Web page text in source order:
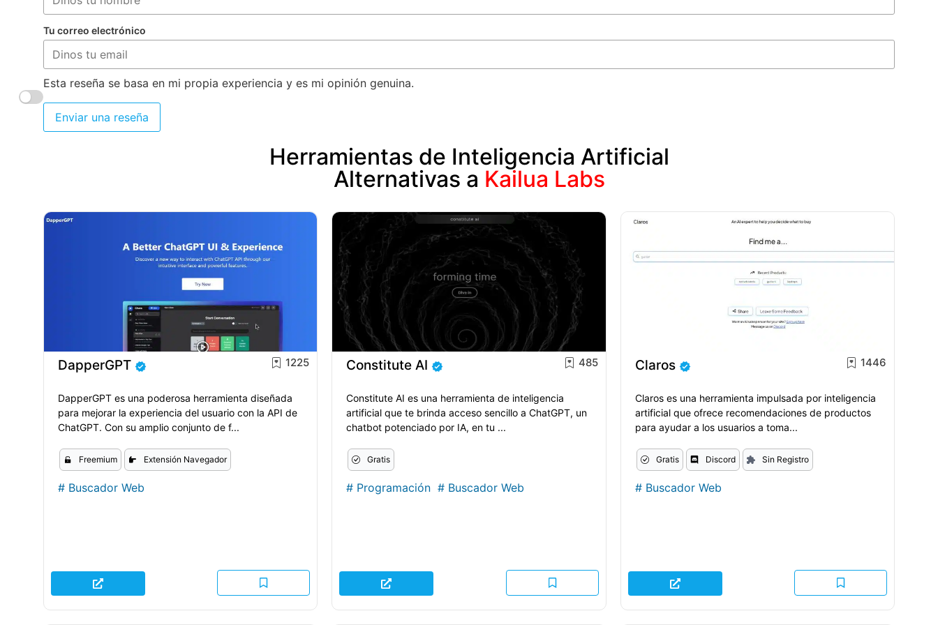
Tu correo electrónico
Esta reseña se basa en mi propia experiencia y es mi opinión genuina.
Enviar una reseña
Herramientas de Inteligencia Artificial
Alternativas a Kailua Labs
DapperGPT 1225
DapperGPT es una poderosa herramienta diseñada
para mejorar la experiencia del usuario con la API de
ChatGPT. Con su amplio conjunto de f...
Freemium Extensión Navegador
# Buscador Web
Constitute AI 485
Constitute AI es una herramienta de inteligencia
artificial que te brinda acceso sencillo a ChatGPT, un
chatbot potenciado por IA, en tu ...
Gratis
# Programación # Buscador Web
Claros 1446
Claros es una herramienta impulsada por inteligencia
artificial que ofrece recomendaciones de productos
para ayudar a los usuarios a toma...
Gratis Discord Sin Registro
# Buscador Web